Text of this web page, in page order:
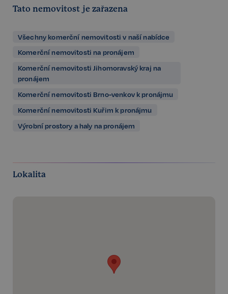
Tato nemovitost je zařazena
Všechny komerční nemovitosti v naší nabídce
Komerční nemovitosti na pronájem
Komerční nemovitosti Jihomoravský kraj na
pronájem
Komerční nemovitosti Brno-venkov k pronájmu
Komerční nemovitosti Kuřim k pronájmu
Výrobní prostory a haly na pronájem
Lokalita